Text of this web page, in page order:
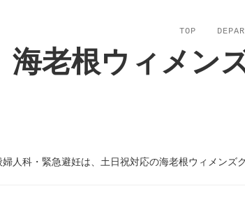
TOP
老根ウィメン
人科・緊急避妊は、土日祝対応の海老根ウィメンズ